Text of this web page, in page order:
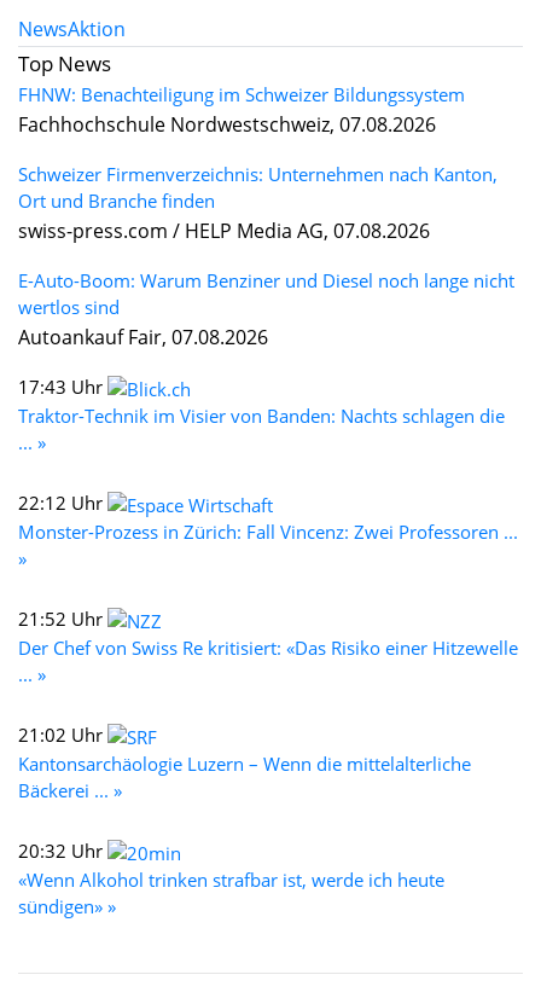
NewsAktion
Top News
FHNW: Benachteiligung im Schweizer Bildungssystem
Fachhochschule Nordwestschweiz, 07.08.2026
Schweizer Firmenverzeichnis: Unternehmen nach Kanton,
Ort und Branche finden
swiss-press.com / HELP Media AG, 07.08.2026
E-Auto-Boom: Warum Benziner und Diesel noch lange nicht
wertlos sind
Autoankauf Fair, 07.08.2026
17:43 Uhr
Traktor-Technik im Visier von Banden: Nachts schlagen die
... »
22:12 Uhr
Monster-Prozess in Zürich: Fall Vincenz: Zwei Professoren ...
»
21:52 Uhr
Der Chef von Swiss Re kritisiert: «Das Risiko einer Hitzewelle
... »
21:02 Uhr
Kantonsarchäologie Luzern – Wenn die mittelalterliche
Bäckerei ... »
20:32 Uhr
«Wenn Alkohol trinken strafbar ist, werde ich heute
sündigen» »